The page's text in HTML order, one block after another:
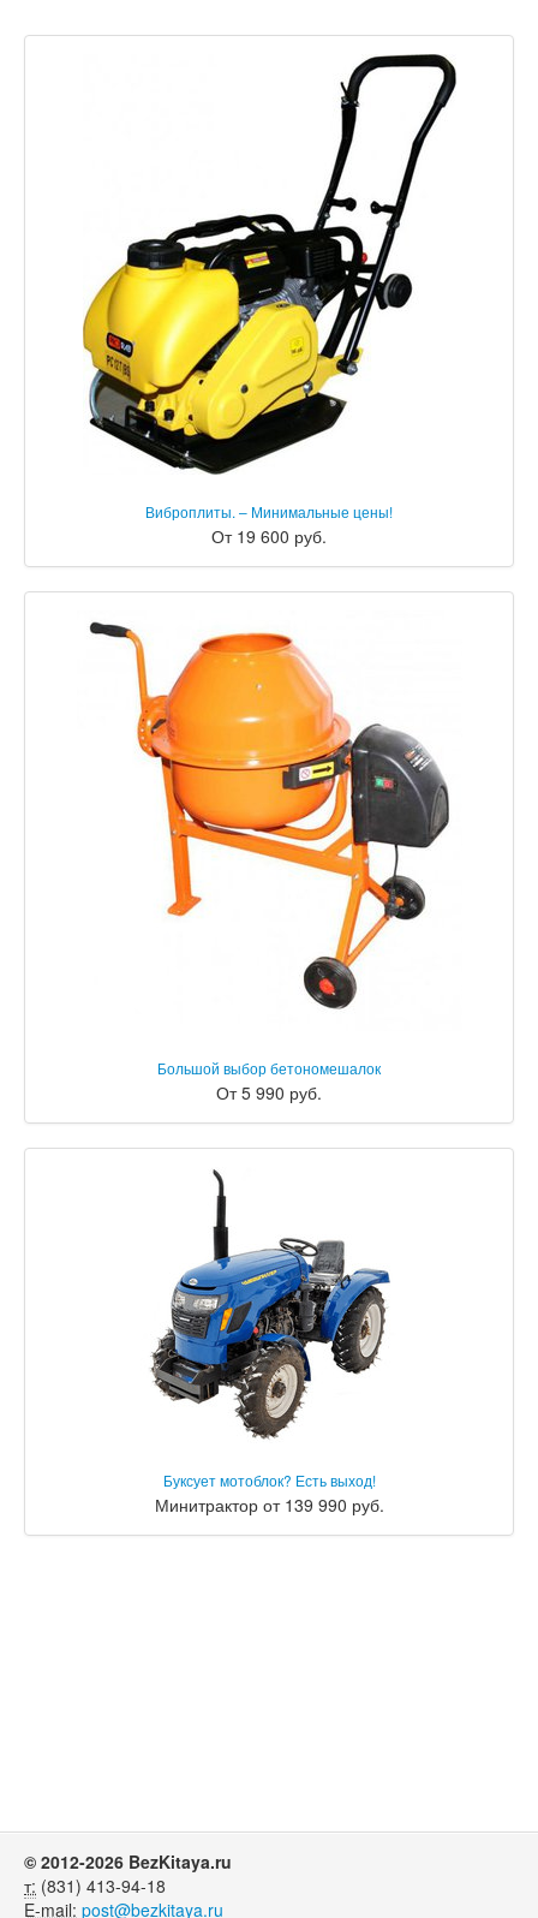
Виброплиты. – Минимальные цены!
От 19 600 руб.
Большой выбор бетономешалок
От 5 990 руб.
Буксует мотоблок? Есть выход!
Минитрактор от 139 990 руб.
© 2012-2026 BezKitaya.ru
т: (831) 413-94-18
E-mail: post@bezkitaya.ru